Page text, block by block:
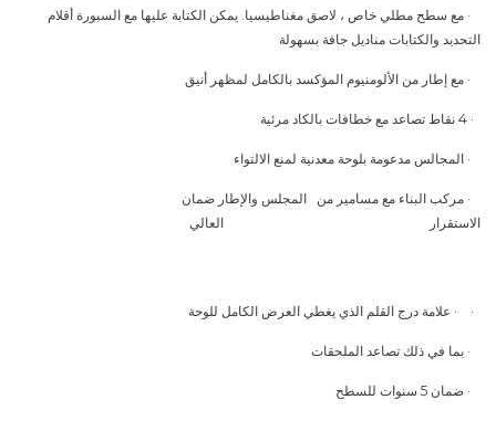
· مع سطح مطلي خاص ، لاصق مغناطيسيا. يمكن الكتابة عليها مع السبورة أقلام
التحديد والكتابات مناديل جافة بسهولة
· مع إطار من الألومنيوم المؤكسد بالكامل لمظهر أنيق
· 4 نقاط تصاعد مع خطافات بالكاد مرئية
· المجالس مدعومة بلوحة معدنية لمنع الالتواء
· مركب البناء مع مسامير من المجلس والإطار ضمان
الاستقرار العالي
·
· علامة درج القلم الذي يغطي العرض الكامل للوحة
· بما في ذلك تصاعد الملحقات
· ضمان 5 سنوات للسطح